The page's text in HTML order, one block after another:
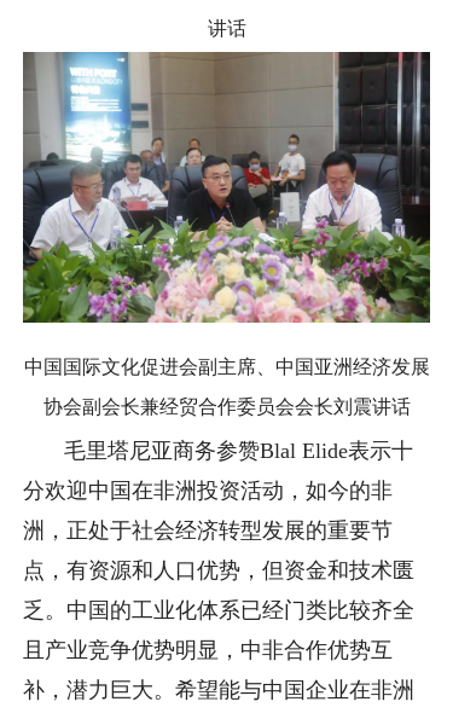
讲话
中国国际文化促进会副主席、中国亚洲经济发展
协会副会长兼经贸合作委员会会长刘震讲话
毛里塔尼亚商务参赞Blal Elide表示十
分欢迎中国在非洲投资活动，如今的非
洲，正处于社会经济转型发展的重要节
点，有资源和人口优势，但资金和技术匮
乏。中国的工业化体系已经门类比较齐全
且产业竞争优势明显，中非合作优势互
补，潜力巨大。希望能与中国企业在非洲